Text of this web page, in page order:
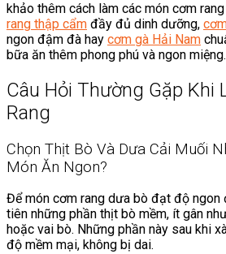
khảo thêm cách làm các món cơm
rang thập cẩm đầy đủ dinh dưỡng,
ngon đậm đà hay cơm gà Hải Nam
bữa ăn thêm phong phú và ngon miệng.
Câu Hỏi Thường Gặp Khi
Rang
Chọn Thịt Bò Và Dưa Cải Muối
Món Ăn Ngon?
Để món cơm rang dưa bò đạt độ ngon
tiên những phần thịt bò mềm, ít gân
hoặc vai bò. Những phần này sau khi
độ mềm mại, không bị dai.